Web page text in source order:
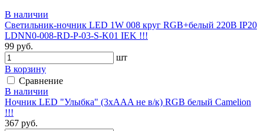
В наличии
Светильник-ночник LED 1W 008 круг RGB+белый 220В IP20
LDNN0-008-RD-P-03-S-K01 IEK !!!
99 руб.
шт
В корзину
Сравнение
В наличии
Ночник LED "Улыбка" (3xAAA не в/к) RGB белый Camelion
!!!
367 руб.